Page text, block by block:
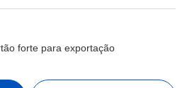
forte para exportação